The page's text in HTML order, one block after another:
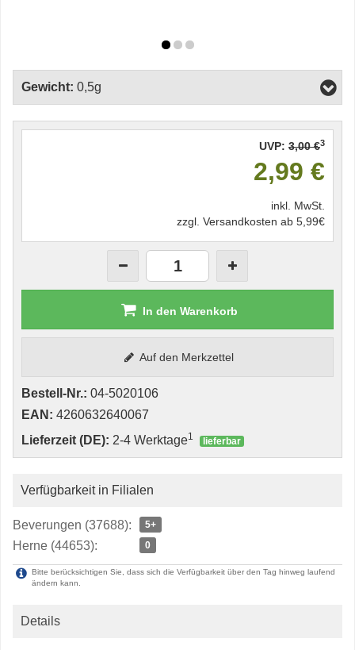
Gewicht: 0,5g
UVP: 3,00 €3
2,99 €
inkl. MwSt.
zzgl. Versandkosten ab 5,99€
In den Warenkorb
Auf den Merkzettel
Bestell-Nr.: 04-5020106
EAN: 4260632640067
Lieferzeit (DE): 2-4 Werktage1 lieferbar
Verfügbarkeit in Filialen
Beverungen (37688): 5+
Herne (44653): 0
Bitte berücksichtigen Sie, dass sich die Verfügbarkeit über den Tag hinweg laufend
ändern kann.
Details